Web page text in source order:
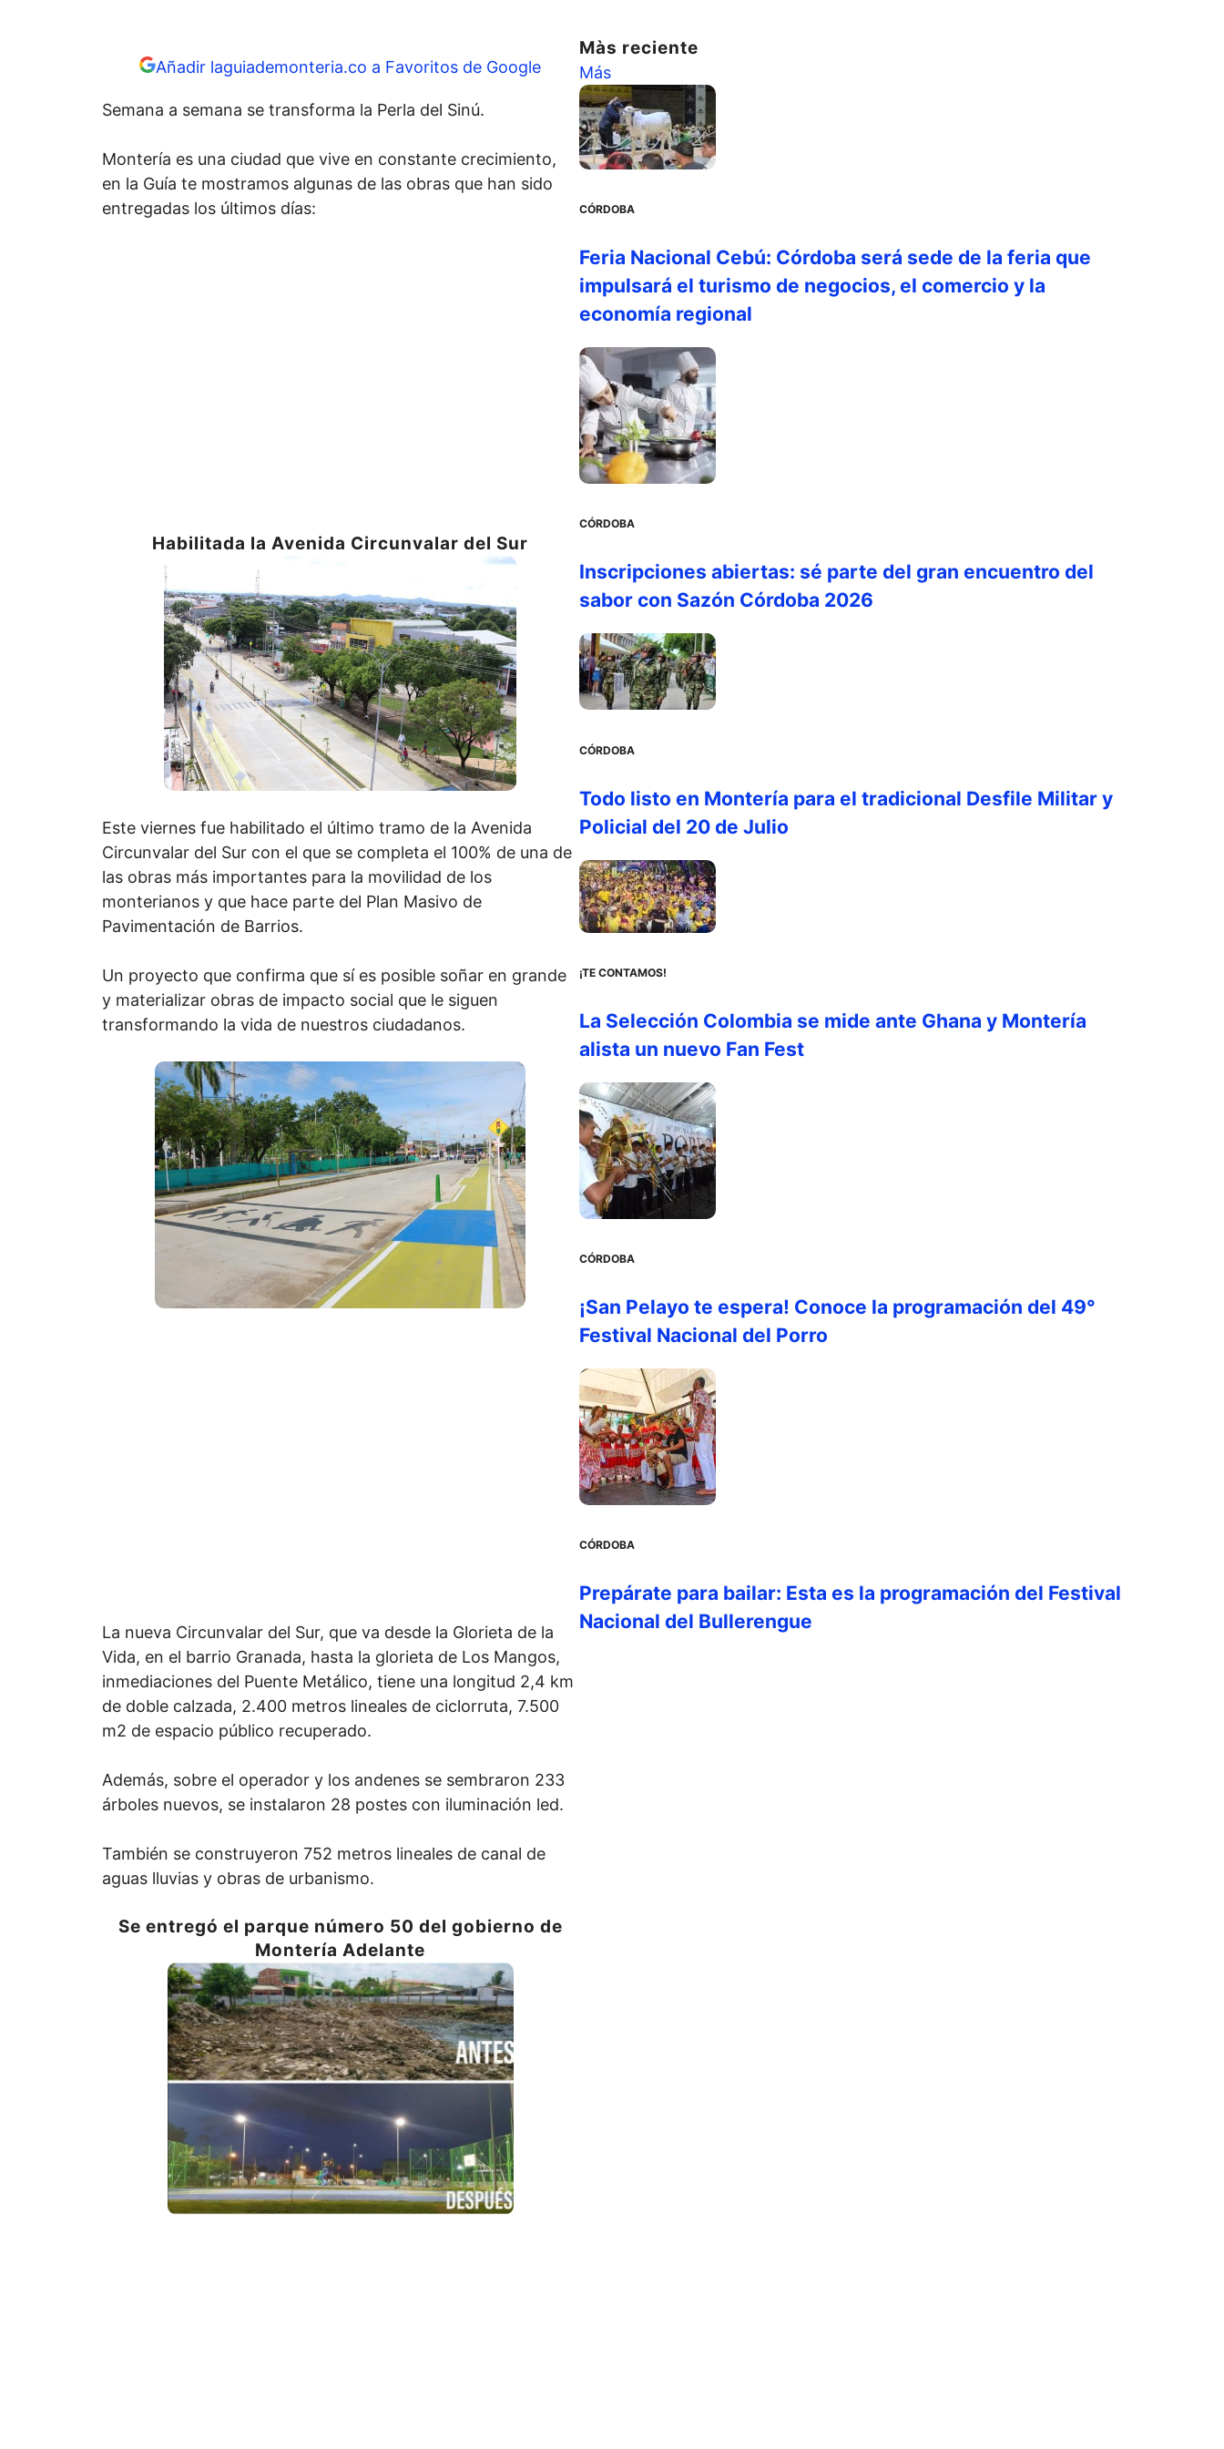
Añadir laguiademonteria.co a Favoritos de Google
Semana a semana se transforma la Perla del Sinú.
Montería es una ciudad que vive en constante crecimiento,
en la Guía te mostramos algunas de las obras que han sido
entregadas los últimos días:
Habilitada la Avenida Circunvalar del Sur
Este viernes fue habilitado el último tramo de la Avenida
Circunvalar del Sur con el que se completa el 100% de una de
las obras más importantes para la movilidad de los
monterianos y que hace parte del Plan Masivo de
Pavimentación de Barrios.
Un proyecto que confirma que sí es posible soñar en grande
y materializar obras de impacto social que le siguen
transformando la vida de nuestros ciudadanos.
La nueva Circunvalar del Sur, que va desde la Glorieta de la
Vida, en el barrio Granada, hasta la glorieta de Los Mangos,
inmediaciones del Puente Metálico, tiene una longitud 2,4 km
de doble calzada, 2.400 metros lineales de ciclorruta, 7.500
m2 de espacio público recuperado.
Además, sobre el operador y los andenes se sembraron 233
árboles nuevos, se instalaron 28 postes con iluminación led.
También se construyeron 752 metros lineales de canal de
aguas lluvias y obras de urbanismo.
Se entregó el parque número 50 del gobierno de
Montería Adelante
Màs reciente
Más
CÓRDOBA
Feria Nacional Cebú: Córdoba será sede de la feria que
impulsará el turismo de negocios, el comercio y la
economía regional
CÓRDOBA
Inscripciones abiertas: sé parte del gran encuentro del
sabor con Sazón Córdoba 2026
CÓRDOBA
Todo listo en Montería para el tradicional Desfile Militar y
Policial del 20 de Julio
¡TE CONTAMOS!
La Selección Colombia se mide ante Ghana y Montería
alista un nuevo Fan Fest
CÓRDOBA
¡San Pelayo te espera! Conoce la programación del 49°
Festival Nacional del Porro
CÓRDOBA
Prepárate para bailar: Esta es la programación del Festival
Nacional del Bullerengue